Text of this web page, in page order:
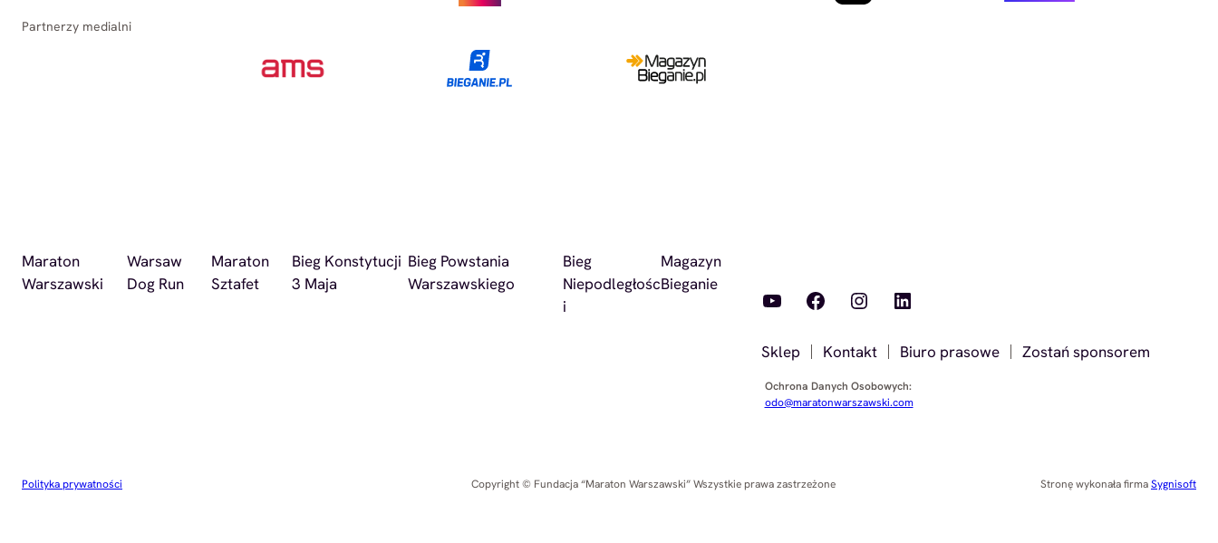
Partnerzy medialni
Maraton
Warszawski
Warsaw
Dog Run
Maraton
Sztafet
Bieg Konstytucji
3 Maja
Bieg Powstania
Warszawskiego
Bieg
Niepodległośc
i
Magazyn
Bieganie
YouTube Facebook Instagram LinkedIn
Sklep Kontakt Biuro prasowe Zostań sponsorem
Ochrona Danych Osobowych:
odo@maratonwarszawski.com
Polityka prywatności Copyright © Fundacja “Maraton Warszawski” Wszystkie prawa zastrzeżone Stronę wykonała firmaSygnisoft